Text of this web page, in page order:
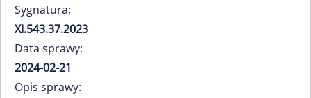
Sygnatura:
XI.543.37.2023
Data sprawy:
2024-02-21
Opis sprawy: